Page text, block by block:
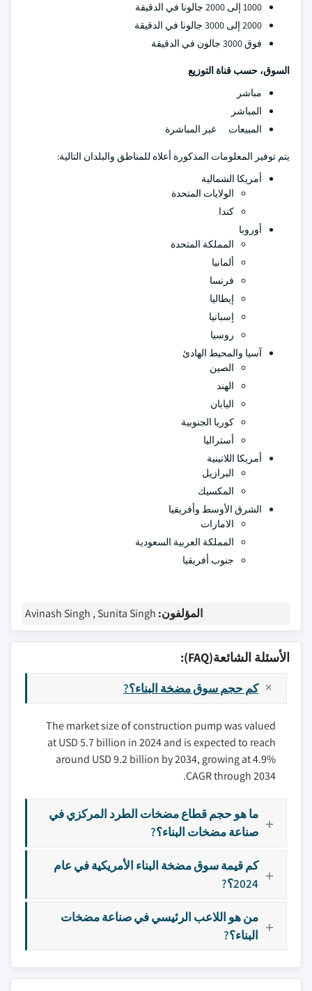
1000 إلى 2000 جالونا في الدقيقة
2000 إلى 3000 جالونا في الدقيقة
فوق 3000 جالون في الدقيقة
السوق، حسب قناة التوزيع
مباشر
المباشر
المبيعات غير المباشرة
يتم توفير المعلومات المذكورة أعلاه للمناطق والبلدان التالية:
أمريكا الشمالية
الولايات المتحدة
كندا
أوروبا
المملكة المتحدة
ألمانيا
فرنسا
إيطاليا
إسبانيا
روسيا
آسيا والمحيط الهادئ
الصين
الهند
اليابان
كوريا الجنوبية
أستراليا
أمريكا اللاتينية
البرازيل
المكسيك
الشرق الأوسط وأفريقيا
الامارات
المملكة العربية السعودية
جنوب أفريقيا
المؤلفون: Avinash Singh , Sunita Singh
الأسئلة الشائعة(FAQ):
كم حجم سوق مضخة البناء؟?
The market size of construction pump was valued
at USD 5.7 billion in 2024 and is expected to reach
around USD 9.2 billion by 2034, growing at 4.9%
CAGR through 2034.
ما هو حجم قطاع مضخات الطرد المركزي في
صناعة مضخات البناء؟?
كم قيمة سوق مضخة البناء الأمريكية في عام
2024؟?
من هو اللاعب الرئيسي في صناعة مضخات
البناء؟?